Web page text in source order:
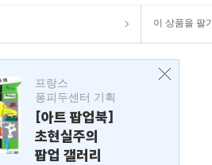
이 상품을 팔기
프랑스
퐁피두센터 기획
[아트 팝업북]
초현실주의
팝업 갤러리